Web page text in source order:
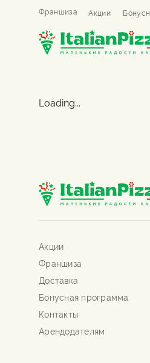
Франшиза Акции
Loading...
Акции
Франшиза
Доставка
Бонусная программа
Контакты
Арендодателям